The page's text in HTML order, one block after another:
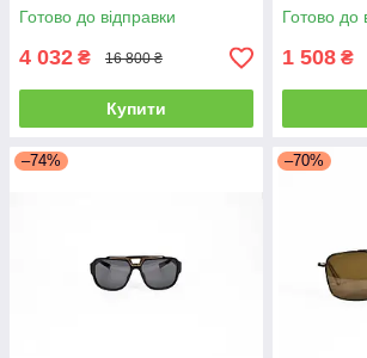
Готово до відправки
4 032 ₴ 16 800 ₴
Купити
Готово до
1 508 ₴
–74% –70%